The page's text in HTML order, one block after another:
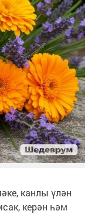
канлы үлән
керән һәм